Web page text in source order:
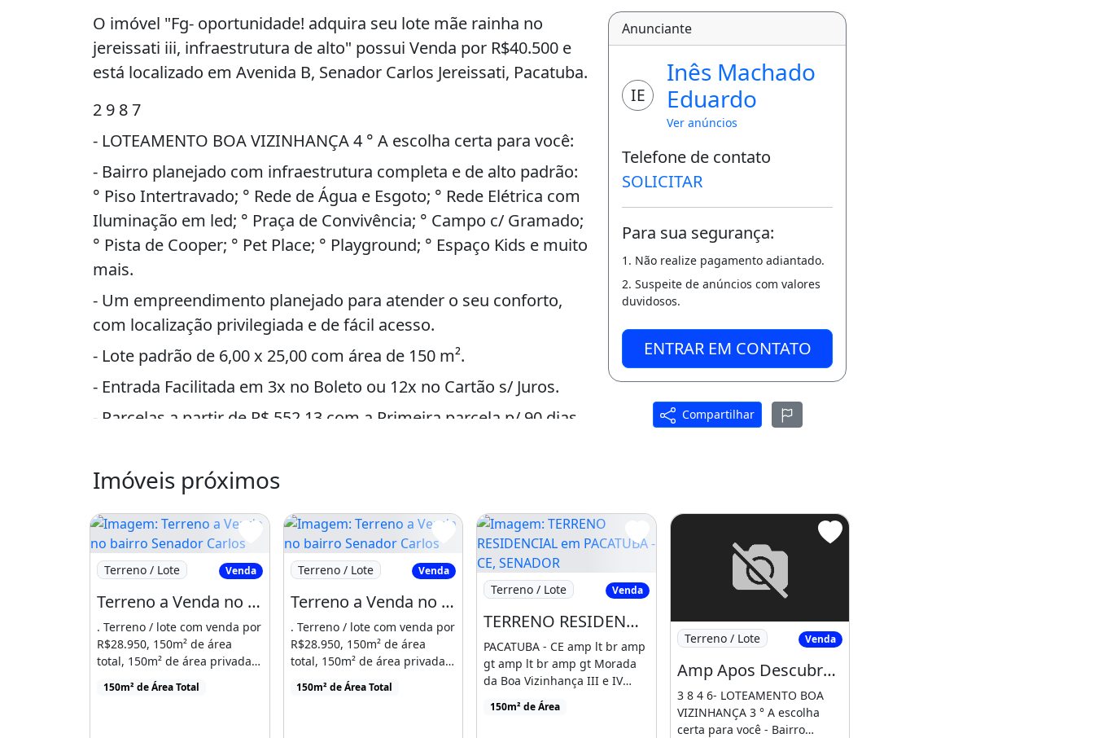
O imóvel "Fg- oportunidade! adquira seu lote mãe rainha no
jereissati iii, infraestrutura de alto" possui Venda por R$40.500 e
está localizado em Avenida B, Senador Carlos Jereissati, Pacatuba.
2 9 8 7
- LOTEAMENTO BOA VIZINHANÇA 4 ° A escolha certa para você:
- Bairro planejado com infraestrutura completa e de alto padrão:
° Piso Intertravado; ° Rede de Água e Esgoto; ° Rede Elétrica com
Iluminação em led; ° Praça de Convivência; ° Campo c/ Gramado;
° Pista de Cooper; ° Pet Place; ° Playground; ° Espaço Kids e muito
mais.
- Um empreendimento planejado para atender o seu conforto,
com localização privilegiada e de fácil acesso.
- Lote padrão de 6,00 x 25,00 com área de 150 m².
- Entrada Facilitada em 3x no Boleto ou 12x no Cartão s/ Juros.
- Parcelas a partir de R$ 552,13 com a Primeira parcela p/ 90 dias.
Me liga ou chama no Whatsapp: (8
5) 9 8 8 3 5 0 6 3 5 Creci 20151j
Anunciante
IE
Inês Machado
Eduardo
Ver anúncios
Telefone de contato
SOLICITAR
Para sua segurança:
1. Não realize pagamento adiantado.
2. Suspeite de anúncios com valores
duvidosos.
ENTRAR EM CONTATO
Compartilhar
Imóveis próximos
Imagem: Terreno a Venda no bairro Senador Carlos
Terreno / Lote Venda
Terreno a Venda no bairro Senador Carlos Jereissati - Pacatuba, CE
. Terreno / lote com venda por
R$28.950, 150m² de área
total, 150m² de área privada,
localizado em [...]
150m² de Área Total
Imagem: Terreno a Venda no bairro Senador Carlos
Terreno / Lote Venda
Terreno a Venda no bairro Senador Carlos Jereissati - Pacatuba, CE
. Terreno / lote com venda por
R$28.950, 150m² de área
total, 150m² de área privada,
localizado em [...]
150m² de Área Total
Imagem: TERRENO RESIDENCIAL em PACATUBA - CE, SENADOR
Terreno / Lote Venda
TERRENO RESIDENCIAL em PACATUBA - CE, SENADOR CARLOS JEREISSATI
PACATUBA - CE amp lt br amp
gt amp lt br amp gt Morada
da Boa Vizinhança III e IV
amp lt br amp [...]
150m² de Área
Imagem: Amp Apos Descubra Seu Novo Lar no Loteamento
Terreno / Lote Venda
Amp Apos Descubra Seu Novo Lar no Loteamento Jereissati 3 em Pacatuba!7 3 8 4 6
3 8 4 6- LOTEAMENTO BOA
VIZINHANÇA 3 ° A escolha
certa para você - Bairro